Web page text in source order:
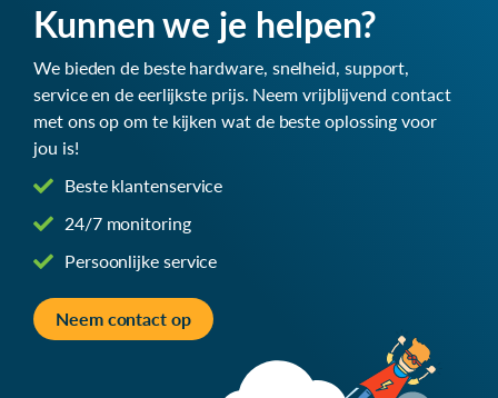
Kunnen we je helpen?
We bieden de beste hardware, snelheid, support,
service en de eerlijkste prijs. Neem vrijblijvend contact
met ons op om te kijken wat de beste oplossing voor
jou is!
Beste klantenservice
24/7 monitoring
Persoonlijke service
Neem contact op